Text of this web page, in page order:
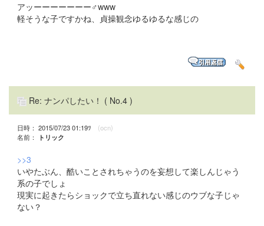
アッーーーーーーー♂www
軽そうな子ですかね、貞操観念ゆるゆるな感じの
Re: ナンパしたい！ ( No.4 )
日時： 2015/07/23 01:19ﾂ (ocn)
名前：
トリック
>>3
いやたぶん、酷いことされちゃうのを妄想して楽しんじゃう
系の子でしょ
現実に起きたらショックで立ち直れない感じのウブな子じゃ
ない？